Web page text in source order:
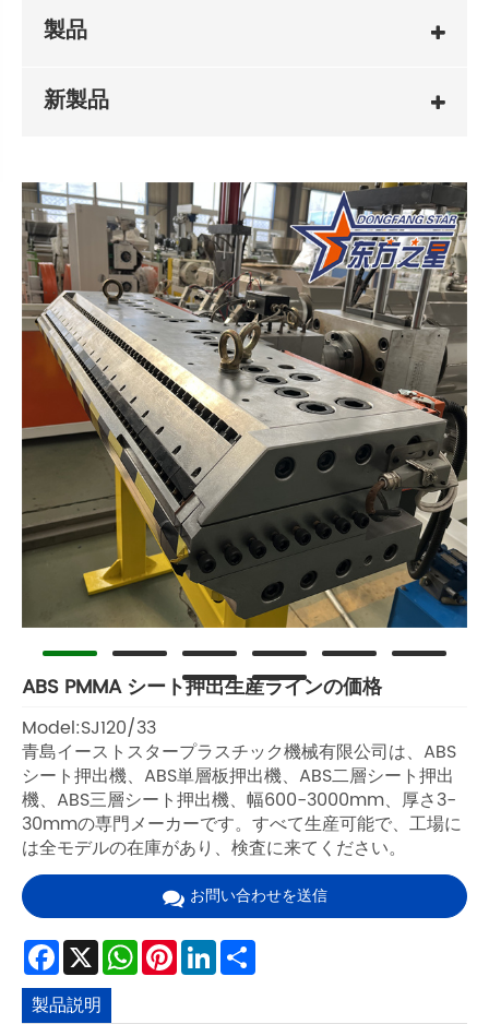
製品
新製品
ABS PMMA シート押出生産ラインの価格
Model:SJ120/33
青島イーストスタープラスチック機械有限公司は、ABS
シート押出機、ABS単層板押出機、ABS二層シート押出
機、ABS三層シート押出機、幅600-3000mm、厚さ3-
30mmの専門メーカーです。すべて生産可能で、工場に
は全モデルの在庫があり、検査に来てください。
お問い合わせを送信
Facebook
X WhatsApp
Pinterest
LinkedIn
製品説明